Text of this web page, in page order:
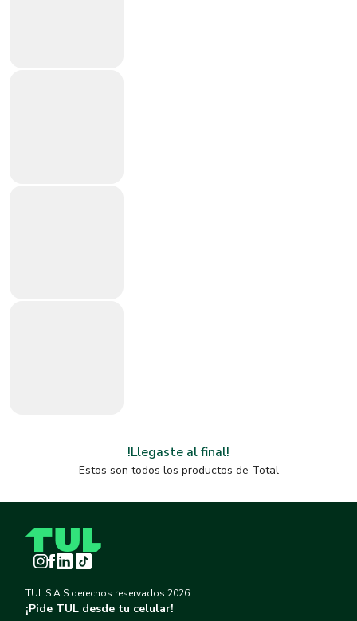
!Llegaste al final!
Estos son todos los productos de Total
Instagram
Facebook
LinkedInTikTok
TUL S.A.S derechos reservados 2026
¡Pide TUL desde tu celular!